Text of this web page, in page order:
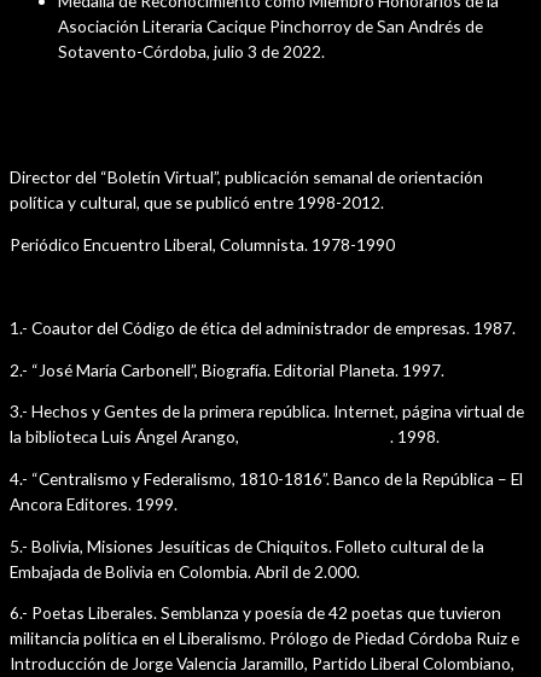
Asociación Literaria Cacique Pinchorroy de San Andrés de
Sotavento-Córdoba, julio 3 de 2022.
Director del “Boletín Virtual”, publicación semanal de orientación
política y cultural, que se publicó entre 1998-2012.
Periódico Encuentro Liberal, Columnista. 1978-1990
1.- Coautor del Código de ética del administrador de empresas. 1987.
2.- “José María Carbonell”, Biografía. Editorial Planeta. 1997.
3.- Hechos y Gentes de la primera república. Internet, página virtual de
la biblioteca Luis Ángel Arango,
. 1998.
4.- “Centralismo y Federalismo, 1810-1816”. Banco de la República – El
Ancora Editores. 1999.
5.- Bolivia, Misiones Jesuíticas de Chiquitos. Folleto cultural de la
Embajada de Bolivia en Colombia. Abril de 2.000.
6.- Poetas Liberales. Semblanza y poesía de 42 poetas que tuvieron
militancia política en el Liberalismo. Prólogo de Piedad Córdoba Ruiz e
Introducción de Jorge Valencia Jaramillo, Partido Liberal Colombiano,